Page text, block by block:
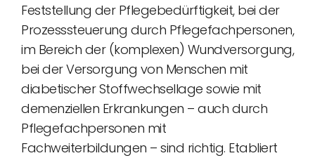
Feststellung der Pflegebedürftigkeit, bei der
Prozesssteuerung durch Pflegefachpersonen,
im Bereich der (komplexen) Wundversorgung,
bei der Versorgung von Menschen mit
diabetischer Stoffwechsellage sowie mit
demenziellen Erkrankungen – auch durch
Pflegefachpersonen mit
Fachweiterbildungen – sind richtig. Etabliert